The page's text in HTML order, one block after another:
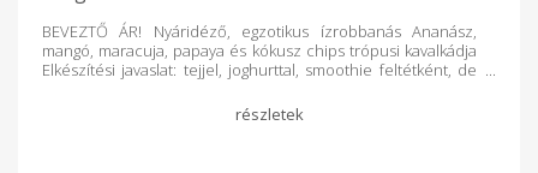
BEVEZTŐ ÁR! Nyáridéző, egzotikus ízrobbanás Ananász,
mangó, maracuja, papaya és kókusz chips trópusi kavalkádja
Elkészítési javaslat: tejjel, joghurttal, smoothie feltétként, de
ZSÍR:10,8 g , TELÍTETT ZSÍR: 1,7 g, SZÉNHIDRÁT: 41,8 g
- CUKOR: 9,7 g *, FEHÉRJE : 11,3 g, ROST: 18,5 g, SÓ: 0,29 g